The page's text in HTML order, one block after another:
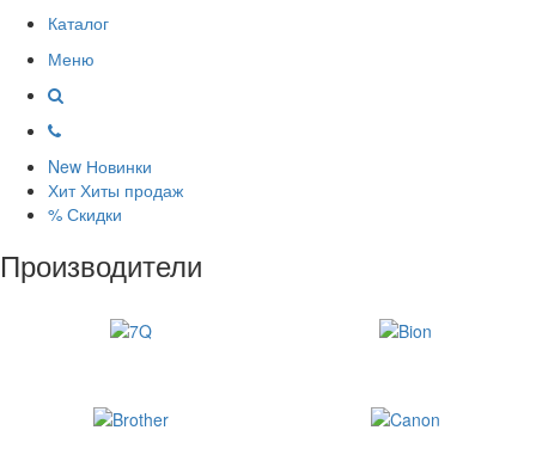
Каталог
Меню
New Новинки
Хит Хиты продаж
% Скидки
Производители